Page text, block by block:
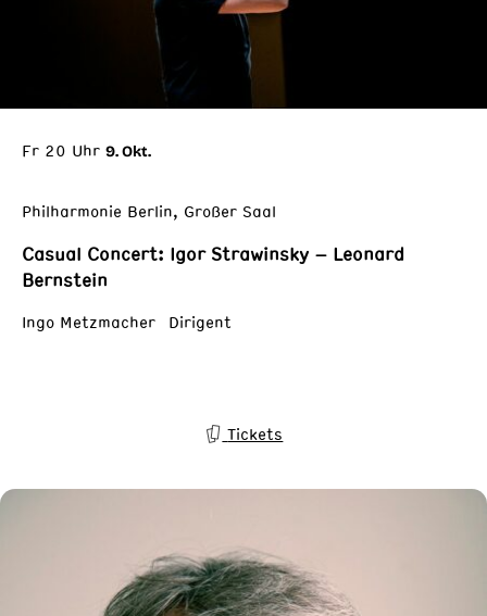
Fr 20 Uhr 9. Okt.
Philharmonie Berlin, Großer Saal
Casual Concert: Igor Strawinsky – Leonard
Bernstein
Ingo Metzmacher Dirigent
Tickets